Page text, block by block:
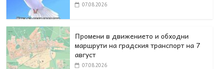
07.08.2026
Промени в движението и обходни
маршрути на градския транспорт на 7
август
07.08.2026